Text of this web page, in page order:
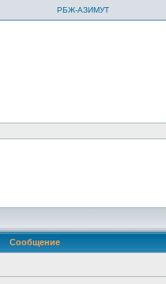
РБЖ-АЗИМУТ
Сообщение